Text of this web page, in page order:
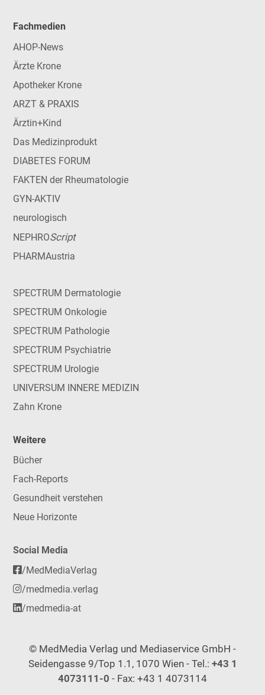
Fachmedien
AHOP-News
Ärzte Krone
Apotheker Krone
ARZT & PRAXIS
Ärztin+Kind
Das Medizinprodukt
DIABETES FORUM
FAKTEN der Rheumatologie
GYN-AKTIV
neurologisch
NEPHROScript
PHARMAustria
SPECTRUM Dermatologie
SPECTRUM Onkologie
SPECTRUM Pathologie
SPECTRUM Psychiatrie
SPECTRUM Urologie
UNIVERSUM INNERE MEDIZIN
Zahn Krone
Weitere
Bücher
Fach-Reports
Gesundheit verstehen
Neue Horizonte
Social Media
/MedMediaVerlag
/medmedia.verlag
/medmedia-at
© MedMedia Verlag und Mediaservice GmbH -
Seidengasse 9/Top 1.1, 1070 Wien - Tel.: +43 1
4073111-0 - Fax: +43 1 4073114